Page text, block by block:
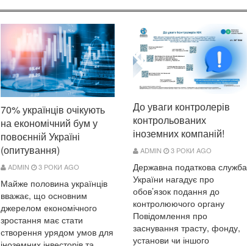
70% українців очікують
на економічний бум у
повоєнній Україні
(опитування)
ADMIN 3 РОКИ AGO
Майже половина українців
вважає, що основним
джерелом економічного
зростання має стати
створення урядом умов для
До уваги контролерів
контрольованих
іноземних компаній!
ADMIN 3 РОКИ AGO
Державна податкова служба
України нагадує про
обов’язок подання до
контролюючого органу
Повідомлення про
заснування трасту, фонду,
установи чи іншого